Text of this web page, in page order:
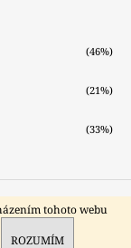
tohoto webu
ROZUMÍM
(46%)
(21%)
(33%)